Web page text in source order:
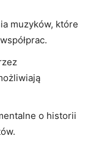
muzyków, które
o historii